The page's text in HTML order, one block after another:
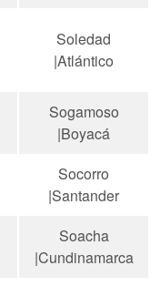
Soledad
|Atlántico
Sogamoso
|Boyacá
Socorro
|Santander
Soacha
|Cundinamarca